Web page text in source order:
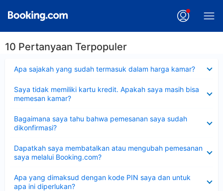
10 Pertanyaan Terpopuler
Apa sajakah yang sudah termasuk dalam harga kamar?
Saya tidak memiliki kartu kredit. Apakah saya masih bisa
memesan kamar?
Bagaimana saya tahu bahwa pemesanan saya sudah
dikonfirmasi?
Dapatkah saya membatalkan atau mengubah pemesanan
saya melalui Booking.com?
Apa yang dimaksud dengan kode PIN saya dan untuk
apa ini diperlukan?